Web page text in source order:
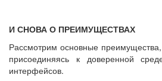
И СНОВА О ПРЕИМУЩЕСТВАХ
Рассмотрим основные
присоединяясь к доверенной
интерфейсов.